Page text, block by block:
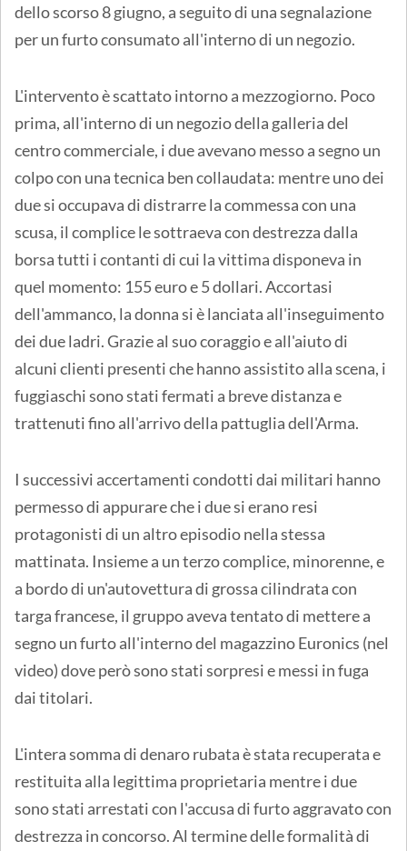
dello scorso 8 giugno, a seguito di una segnalazione
per un furto consumato all'interno di un negozio.
L'intervento è scattato intorno a mezzogiorno. Poco
prima, all'interno di un negozio della galleria del
centro commerciale, i due avevano messo a segno un
colpo con una tecnica ben collaudata: mentre uno dei
due si occupava di distrarre la commessa con una
scusa, il complice le sottraeva con destrezza dalla
borsa tutti i contanti di cui la vittima disponeva in
quel momento: 155 euro e 5 dollari. Accortasi
dell'ammanco, la donna si è lanciata all'inseguimento
dei due ladri. Grazie al suo coraggio e all'aiuto di
alcuni clienti presenti che hanno assistito alla scena, i
fuggiaschi sono stati fermati a breve distanza e
trattenuti fino all'arrivo della pattuglia dell'Arma.
I successivi accertamenti condotti dai militari hanno
permesso di appurare che i due si erano resi
protagonisti di un altro episodio nella stessa
mattinata. Insieme a un terzo complice, minorenne, e
a bordo di un'autovettura di grossa cilindrata con
targa francese, il gruppo aveva tentato di mettere a
segno un furto all'interno del magazzino Euronics (nel
video) dove però sono stati sorpresi e messi in fuga
dai titolari.
L'intera somma di denaro rubata è stata recuperata e
restituita alla legittima proprietaria mentre i due
sono stati arrestati con l'accusa di furto aggravato con
destrezza in concorso. Al termine delle formalità di